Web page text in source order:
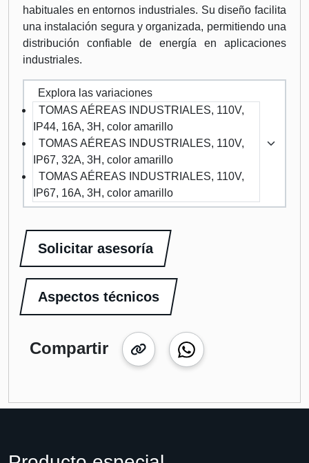
habituales en entornos industriales. Su diseño facilita
una instalación segura y organizada, permitiendo una
distribución confiable de energía en aplicaciones
industriales.
Explora las variaciones
TOMAS AÉREAS INDUSTRIALES, 110V,
IP44, 16A, 3H, color amarillo
TOMAS AÉREAS INDUSTRIALES, 110V,
IP67, 32A, 3H, color amarillo
TOMAS AÉREAS INDUSTRIALES, 110V,
IP67, 16A, 3H, color amarillo
Solicitar asesoría
Aspectos técnicos
Compartir